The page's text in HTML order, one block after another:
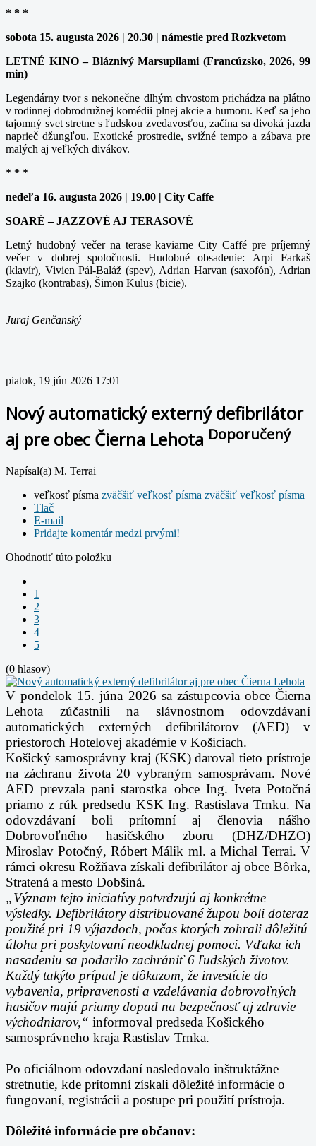
* * *
sobota 15. augusta 2026 | 20.30 | námestie pred Rozkvetom
LETNÉ KINO – Bláznivý Marsupilami (Francúzsko, 2026, 99
min)
Legendárny tvor s nekonečne dlhým chvostom prichádza na plátno
v rodinnej dobrodružnej komédii plnej akcie a humoru. Keď sa jeho
tajomný svet stretne s ľudskou zvedavosťou, začína sa divoká jazda
naprieč džungľou. Exotické prostredie, svižné tempo a zábava pre
malých aj veľkých divákov.
* * *
nedeľa 16. augusta 2026 | 19.00 | City Caffe
SOARÉ – JAZZOVÉ AJ TERASOVÉ
Letný hudobný večer na terase kaviarne City Caffé pre príjemný
večer v dobrej spoločnosti. Hudobné obsadenie: Arpi Farkaš
(klavír), Vivien Pál-Baláž (spev), Adrian Harvan (saxofón), Adrian
Szajko (kontrabas), Šimon Kulus (bicie).
Juraj Genčanský
piatok, 19 jún 2026 17:01
Nový automatický externý defibrilátor
aj pre obec Čierna Lehota Doporučený
Napísal(a) M. Terrai
veľkosť písma zväčšiť veľkosť písma zväčšiť veľkosť písma
Tlač
E-mail
Pridajte komentár medzi prvými!
Ohodnotiť túto položku
1
2
3
4
5
(0 hlasov)
V pondelok 15. júna 2026 sa zástupcovia obce Čierna
Lehota zúčastnili na slávnostnom odovzdávaní
automatických externých defibrilátorov (AED) v
priestoroch Hotelovej akadémie v Košiciach.
Košický samosprávny kraj (KSK) daroval tieto prístroje
na záchranu života 20 vybraným samosprávam. Nové
AED prevzala pani starostka obce Ing. Iveta Potočná
priamo z rúk predsedu KSK Ing. Rastislava Trnku. Na
odovzdávaní boli prítomní aj členovia nášho
Dobrovoľného hasičského zboru (DHZ/DHZO)
Miroslav Potočný, Róbert Málik ml. a Michal Terrai. V
rámci okresu Rožňava získali defibrilátor aj obce Bôrka,
Stratená a mesto Dobšiná.
„Význam tejto iniciatívy potvrdzujú aj konkrétne
výsledky. Defibrilátory distribuované župou boli doteraz
použité pri 19 výjazdoch, počas ktorých zohrali dôležitú
úlohu pri poskytovaní neodkladnej pomoci. Vďaka ich
nasadeniu sa podarilo zachrániť 6 ľudských životov.
Každý takýto prípad je dôkazom, že investície do
vybavenia, pripravenosti a vzdelávania dobrovoľných
hasičov majú priamy dopad na bezpečnosť aj zdravie
východniarov,“ informoval predseda Košického
samosprávneho kraja Rastislav Trnka.
Po oficiálnom odovzdaní nasledovalo inštruktážne
stretnutie, kde prítomní získali dôležité informácie o
fungovaní, registrácii a postupe pri použití prístroja.
Dôležité informácie pre občanov: